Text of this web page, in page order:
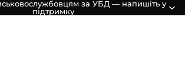
за УБД — напишіть у
підтримку